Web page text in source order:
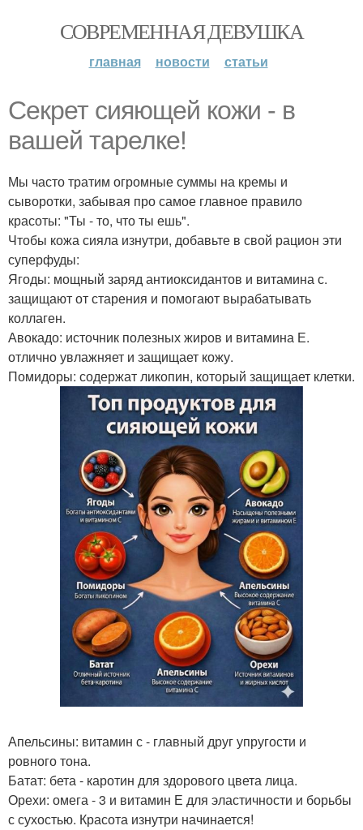
СОВРЕМЕННАЯ ДЕВУШКА
главная новости статьи
Секрет сияющей кожи - в
вашей тарелке!
Мы часто тратим огромные суммы на кремы и
сыворотки, забывая про самое главное правило
красоты: "Ты - то, что ты ешь".
Чтобы кожа сияла изнутри, добавьте в свой рацион эти
суперфуды:
Ягоды: мощный заряд антиоксидантов и витамина с.
защищают от старения и помогают вырабатывать
коллаген.
Авокадо: источник полезных жиров и витамина Е.
отлично увлажняет и защищает кожу.
Помидоры: содержат ликопин, который защищает клетки.
Апельсины: витамин с - главный друг упругости и
ровного тона.
Батат: бета - каротин для здорового цвета лица.
Орехи: омега - 3 и витамин Е для эластичности и борьбы
с сухостью. Красота изнутри начинается!